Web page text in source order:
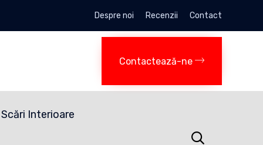
Despre noi Recenzii Contact
Contactează-ne
Scări Interioare
